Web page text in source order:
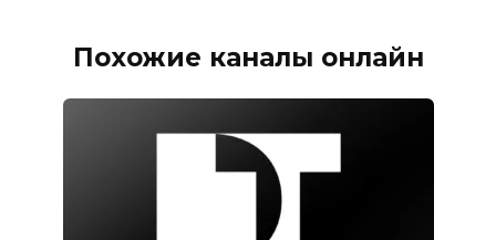
Похожие каналы онлайн